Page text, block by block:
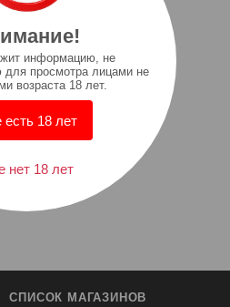
СПИСОК МАГАЗИНОВ
информацию, не
для просмотра лицами не
возраста 18 лет.
18 лет
нет 18 лет